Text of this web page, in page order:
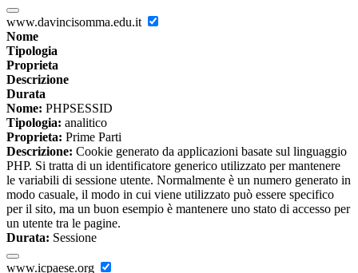
www.davincisomma.edu.it
Nome
Tipologia
Proprieta
Descrizione
Durata
Nome: PHPSESSID
Tipologia: analitico
Proprieta: Prime Parti
Descrizione: Cookie generato da applicazioni basate sul linguaggio
PHP. Si tratta di un identificatore generico utilizzato per mantenere
le variabili di sessione utente. Normalmente è un numero generato in
modo casuale, il modo in cui viene utilizzato può essere specifico
per il sito, ma un buon esempio è mantenere uno stato di accesso per
un utente tra le pagine.
Durata: Sessione
www.icpaese.org